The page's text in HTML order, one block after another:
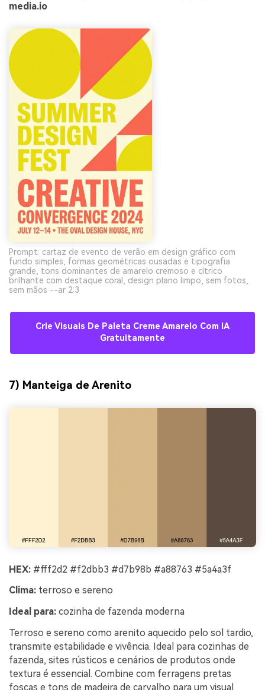
media.io
Prompt: cartaz de evento de verão em design gráfico com
fundo simples, formas geométricas ousadas e tipografia
grande, tons dominantes de amarelo cremoso e cítrico
brilhante com destaque coral, design plano limpo, sem fotos,
sem mãos --ar 2:3
Crie Visuais De Paleta Creme Amarelo Com IA
Gratuitamente
7) Manteiga de Arenito
HEX: #fff2d2 #f2dbb3 #d7b98b #a88763 #5a4a3f
Clima: terroso e sereno
Ideal para: cozinha de fazenda moderna
Terroso e sereno como arenito aquecido pelo sol tardio,
transmite estabilidade e vivência. Ideal para cozinhas de
fazenda, sites rústicos e cenários de produtos onde
textura é essencial. Combine com ferragens pretas
foscas e tons de madeira de carvalho para um visual